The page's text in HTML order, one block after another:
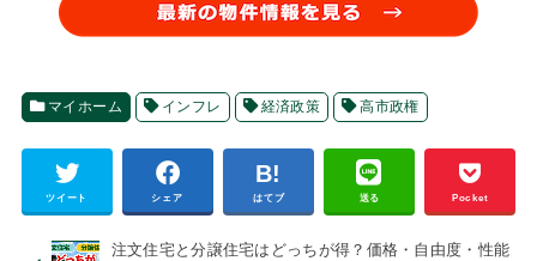
マイホーム インフレ 経済政策 高市政権
ツイート シェア はてブ 送る Pocket
注文住宅と分譲住宅はどっちが得？価格・自由度・性能